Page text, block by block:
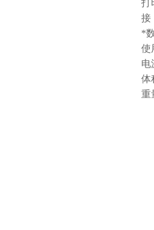
打印
接 口
*数据
使用
电源
体积
重量